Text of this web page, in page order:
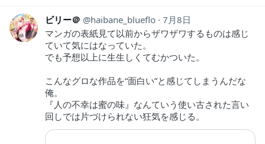
ビリー＠ haibane_blueflo 7月8日
マンガの表紙見て以前からザワザワするものは感じ
ていて気にはなっていた。
でも予想以上に生生しくてむかついた。
こんなグロな作品を“面白い”と感じてしまうんだな
俺。
『人の不幸は蜜の味』なんていう使い古された言い
回しでは片づけられない狂気を感じる。